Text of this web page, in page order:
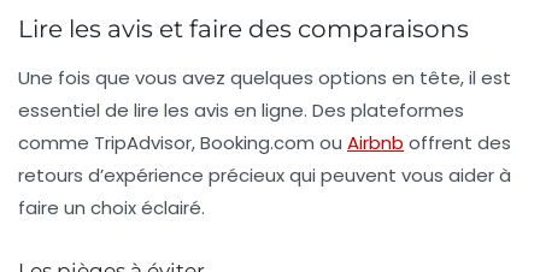
Lire les avis et faire des comparaisons
Une fois que vous avez quelques options en tête, il est
essentiel de lire les avis en ligne. Des plateformes
comme TripAdvisor, Booking.com ou Airbnb offrent des
retours d’expérience précieux qui peuvent vous aider à
faire un choix éclairé.